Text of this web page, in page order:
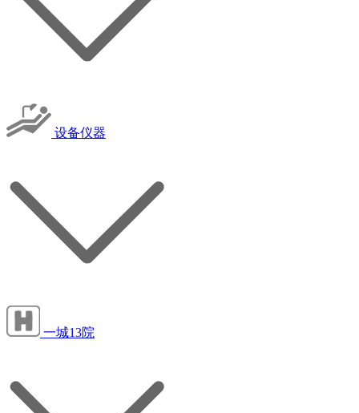
设备仪器
一城13院